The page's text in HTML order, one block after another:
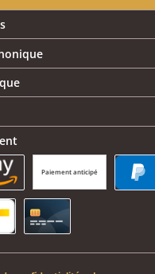
Paiement anticipé
Button
Pay